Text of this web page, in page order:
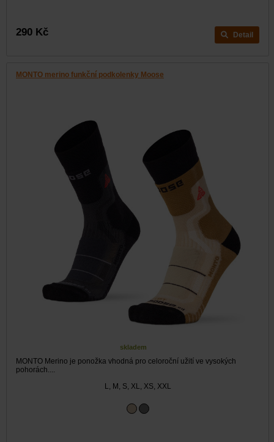
290 Kč Detail
MONTO merino funkční podkolenky Moose
skladem
MONTO Merino je ponožka vhodná pro celoroční užití ve vysokých
pohorách....
L, M, S, XL, XS, XXL